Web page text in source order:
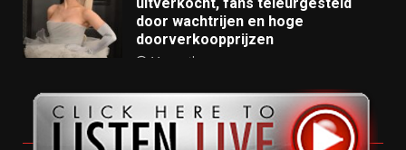
uitverkocht, fans teleurgesteld
door wachtrijen en hoge
doorverkoopprijzen
11 months ago